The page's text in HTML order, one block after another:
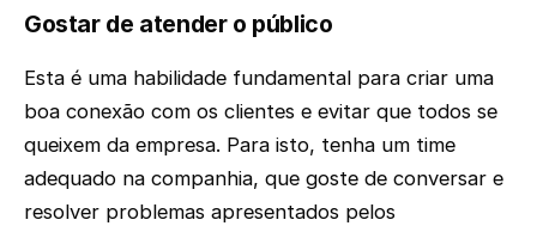
Gostar de atender o público
Esta é uma habilidade fundamental para criar uma
boa conexão com os clientes e evitar que todos se
queixem da empresa. Para isto, tenha um time
adequado na companhia, que goste de conversar e
resolver problemas apresentados pelos